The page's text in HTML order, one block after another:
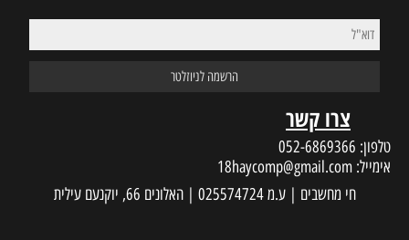
צרו קשר
טלפון: 052-6869366
אימייל: 18haycomp@gmail.com
חי מחשבים | ע.מ 025574724 | האלונים 66, יוקנעם עילית